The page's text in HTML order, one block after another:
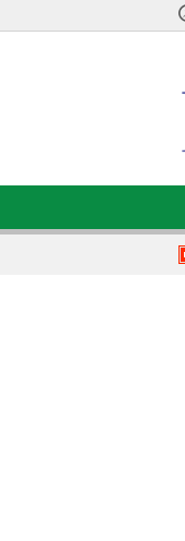
bàn Cúp Phân Bón Cà Mau